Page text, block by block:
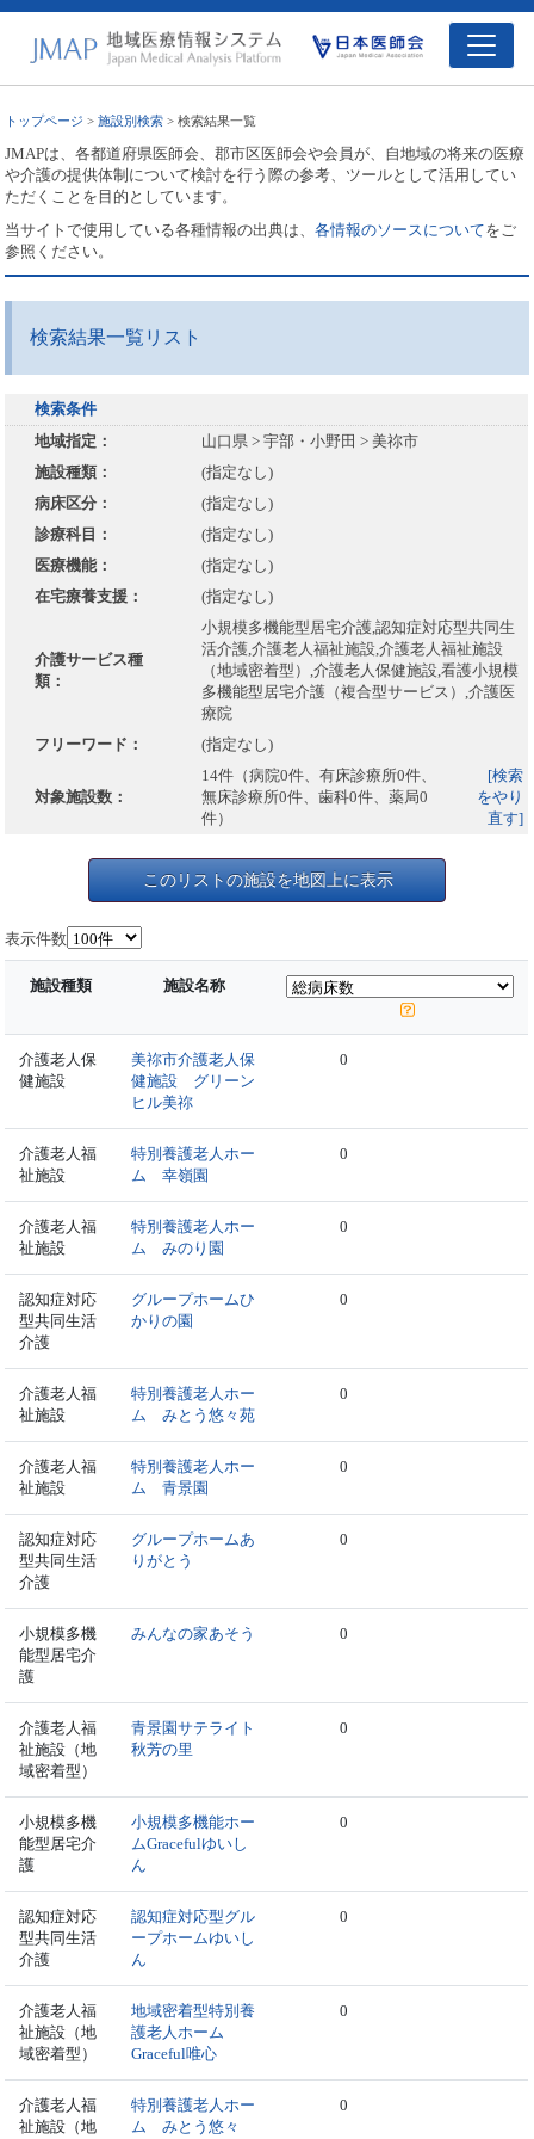
トップページ >施設別検索 > 検索結果一覧
JMAPは、各都道府県医師会、郡市区医師会や会員が、自地域の将来の医療
や介護の提供体制について検討を行う際の参考、ツールとして活用してい
ただくことを目的としています。
当サイトで使用している各種情報の出典は、各情報のソースについてをご
参照ください。
検索結果一覧リスト
検索条件
地域指定：
山口県 > 宇部・小野田 > 美祢市
施設種類：
(指定なし)
病床区分：
(指定なし)
診療科目：
(指定なし)
医療機能：
(指定なし)
在宅療養支援：
(指定なし)
介護サービス種
類：
小規模多機能型居宅介護,認知症対応型共同生
活介護,介護老人福祉施設,介護老人福祉施設
（地域密着型）,介護老人保健施設,看護小規模
多機能型居宅介護（複合型サービス）,介護医
療院
フリーワード：
(指定なし)
対象施設数：
14件（病院0件、有床診療所0件、
無床診療所0件、歯科0件、薬局0
件）
[検索
をやり
直す]
このリストの施設を地図上に表示
表示件数
施設種類 施設名称
介護老人保
健施設
美祢市介護老人保
健施設 グリーン
ヒル美祢
0
介護老人福
祉施設
特別養護老人ホー
ム 幸嶺園
0
介護老人福
祉施設
特別養護老人ホー
ム みのり園
0
認知症対応
型共同生活
介護
グループホームひ
かりの園
0
介護老人福
祉施設
特別養護老人ホー
ム みとう悠々苑
0
介護老人福
祉施設
特別養護老人ホー
ム 青景園
0
認知症対応
型共同生活
介護
グループホームあ
りがとう
0
小規模多機
能型居宅介
護
みんなの家あそう 0
介護老人福
祉施設（地
域密着型）
青景園サテライト
秋芳の里
0
小規模多機
能型居宅介
護
小規模多機能ホー
ムGracefulゆいし
ん
0
認知症対応
型共同生活
介護
認知症対応型グル
ープホームゆいし
ん
0
介護老人福
祉施設（地
域密着型）
地域密着型特別養
護老人ホーム
Graceful唯心
0
介護老人福
祉施設（地
特別養護老人ホー
ム みとう悠々
0